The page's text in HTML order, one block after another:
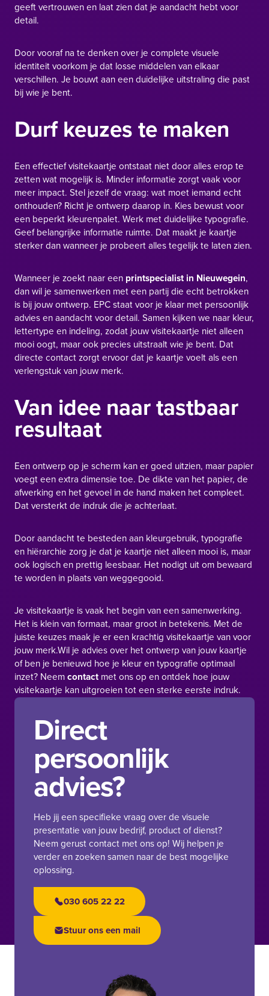
geeft vertrouwen en laat zien dat je aandacht hebt voor
detail.
Door vooraf na te denken over je complete visuele
identiteit voorkom je dat losse middelen van elkaar
verschillen. Je bouwt aan een duidelijke uitstraling die past
bij wie je bent.
Durf keuzes te maken
Een effectief visitekaartje ontstaat niet door alles erop te
zetten wat mogelijk is. Minder informatie zorgt vaak voor
meer impact. Stel jezelf de vraag: wat moet iemand echt
onthouden? Richt je ontwerp daarop in. Kies bewust voor
een beperkt kleurenpalet. Werk met duidelijke typografie.
Geef belangrijke informatie ruimte. Dat maakt je kaartje
sterker dan wanneer je probeert alles tegelijk te laten zien.
Wanneer je zoekt naar een printspecialist in Nieuwegein,
dan wil je samenwerken met een partij die echt betrokken
is bij jouw ontwerp. EPC staat voor je klaar met persoonlijk
advies en aandacht voor detail. Samen kijken we naar kleur,
lettertype en indeling, zodat jouw visitekaartje niet alleen
mooi oogt, maar ook precies uitstraalt wie je bent. Dat
directe contact zorgt ervoor dat je kaartje voelt als een
verlengstuk van jouw merk.
Van idee naar tastbaar
resultaat
Een ontwerp op je scherm kan er goed uitzien, maar papier
voegt een extra dimensie toe. De dikte van het papier, de
afwerking en het gevoel in de hand maken het compleet.
Dat versterkt de indruk die je achterlaat.
Door aandacht te besteden aan kleurgebruik, typografie
en hiërarchie zorg je dat je kaartje niet alleen mooi is, maar
ook logisch en prettig leesbaar. Het nodigt uit om bewaard
te worden in plaats van weggegooid.
Je visitekaartje is vaak het begin van een samenwerking.
Het is klein van formaat, maar groot in betekenis. Met de
juiste keuzes maak je er een krachtig visitekaartje van voor
jouw merk.Wil je advies over het ontwerp van jouw kaartje
of ben je benieuwd hoe je kleur en typografie optimaal
inzet? Neem contact met ons op en ontdek hoe jouw
visitekaartje kan uitgroeien tot een sterke eerste indruk.
Direct
persoonlijk
advies?
Heb jij een specifieke vraag over de visuele
presentatie van jouw bedrijf, product of dienst?
Neem gerust contact met ons op! Wij helpen je
verder en zoeken samen naar de best mogelijke
oplossing.
030 605 22 22
Stuur ons een mail